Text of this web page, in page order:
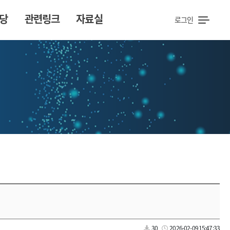
관련링크 자료실 로그인